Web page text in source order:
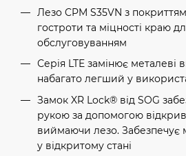
Лезо CPM S35VN з
гостроти та міцності краю
обслуговуванням
Серія LTE замінює
набагато легший у
Замок XR Lock® від SOG
рукою за допомогою
виймаючи лезо. Забезпечує
у відкритому стані